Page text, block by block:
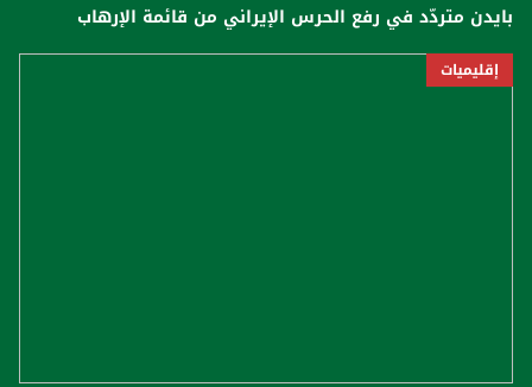
بايدن متردّد في رفع الحرس الإيراني من قائمة الإرهاب
إقليميات